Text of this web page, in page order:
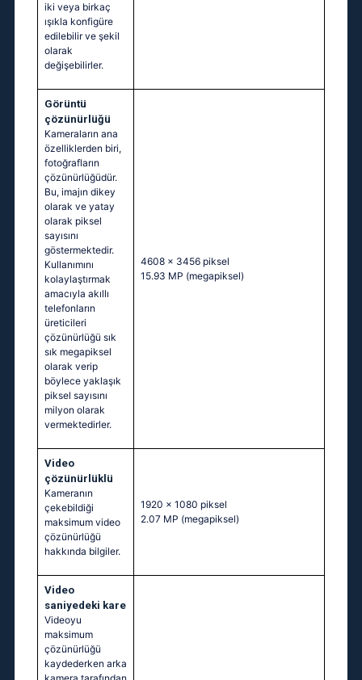
iki veya birkaç
ışıkla konfigüre
edilebilir ve şekil
olarak
değişebilirler.
Görüntü
çözünürlüğü
Kameraların ana
özelliklerden biri,
fotoğrafların
çözünürlüğüdür.
Bu, imajın dikey
olarak ve yatay
olarak piksel
sayısını
göstermektedir.
Kullanımını
kolaylaştırmak
amacıyla akıllı
telefonların
üreticileri
çözünürlüğü sık
sık megapiksel
olarak verip
böylece yaklaşık
piksel sayısını
milyon olarak
vermektedirler.
4608 x 3456 piksel
15.93 MP (megapiksel)
Video
çözünürlüklü
Kameranın
çekebildiği
maksimum video
çözünürlüğü
hakkında bilgiler.
1920 x 1080 piksel
2.07 MP (megapiksel)
Video
saniyedeki kare
Videoyu
maksimum
çözünürlüğü
kaydederken arka